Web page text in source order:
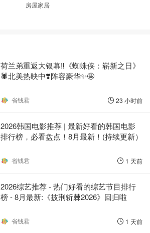
房屋家居
荷兰弟重返大银幕‼️《蜘蛛侠：崭新之日》
🕷️北美热映中❣️阵容豪华✨🤩
省钱君 23 小时前
2026韩国电影推荐 | 最新好看的韩国电影
排行榜，必看盘点！8月最新！(持续更新）
省钱君 1 天前
2026综艺推荐 - 热门好看的综艺节目排行
榜 - 8月最新:《​​披荆斩棘2026》回归啦
省钱君 1 天前